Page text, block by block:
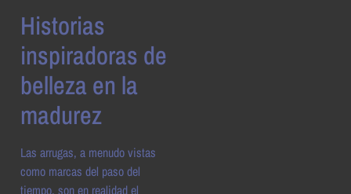
Historias
inspiradoras de
belleza en la
madurez
Las arrugas, a menudo vistas
como marcas del paso del
tiempo, son en realidad el